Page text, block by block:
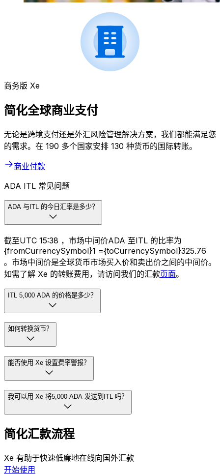
商务版 Xe
简化全球商业支付
无论是跨境支付还是外汇风险管理解决方案，我们都能满足您
的需求。在 190 多个国家安排 130 种货币的国际转账。
商业付款
ADA ITL 常见问题
ADA 与ITL 的今日汇率是多少？
截至UTC 15:38 ，市场中间价ADA 至ITL 的比率为
{fromCurrencySymbol}1 ={toCurrencySymbol}325.76
。市场中间价是全球货币市场买入价和卖出价之间的中间价。
如需了解 Xe 的转账费用，请访问我们的汇款页面。
ITL 5,000 ADA 的价格是多少？
如何转换货币？
能否使用 Xe 设置费率警报？
我可以用 Xe 将5,000 ADA 发送到ITL 吗？
简化汇款流程
Xe 有助于快速低廉地在线向国外汇款
开始使用